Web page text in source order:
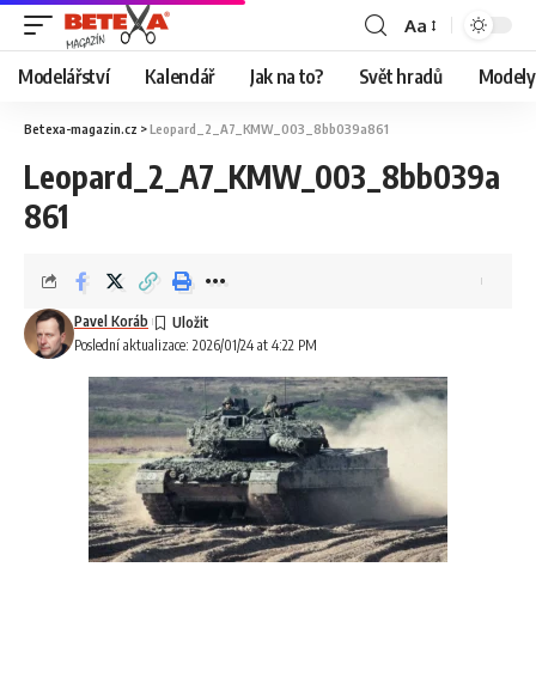
Aa
Modelářství Kalendář Jak na to? Svět hradů
Betexa-magazin.cz >Leopard_2_A7_KMW_003_8bb039a861
Leopard_2_A7_KMW_003_8bb039a
861
Poslední aktualizace: 2026/01/24 at 4:22 PM
Pavel Koráb